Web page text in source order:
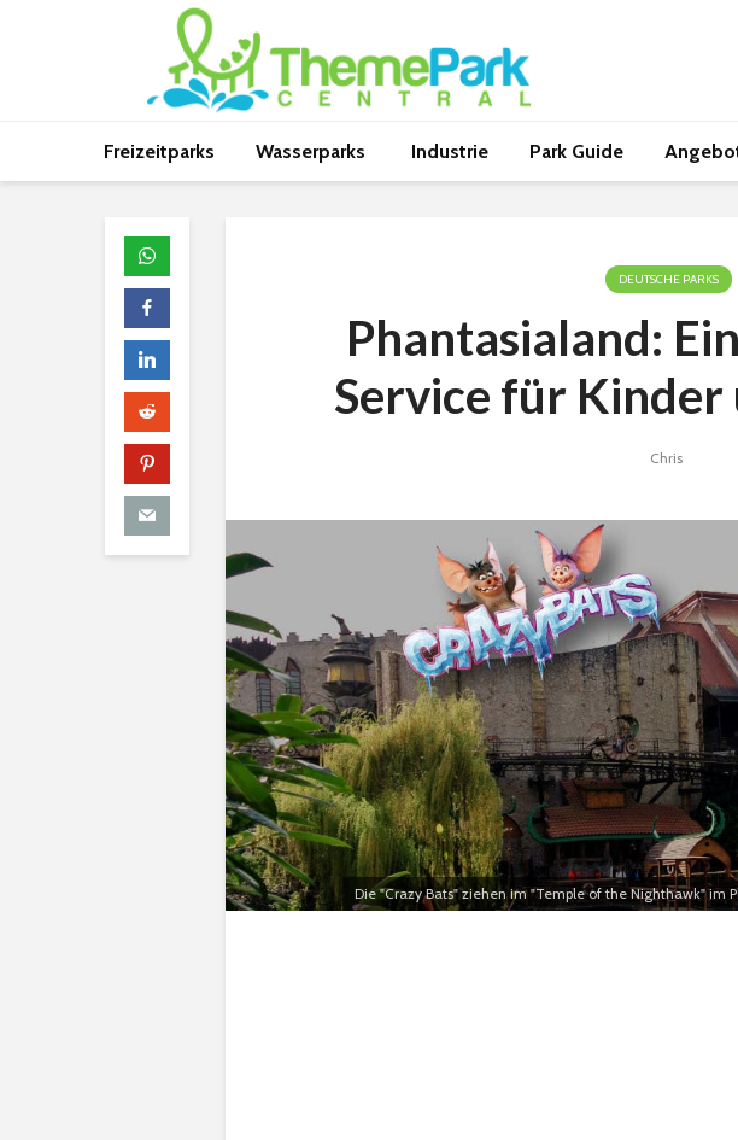
Freizeitparks Wasserparks Industrie Park Guide
DEUTSCHE PARKS
Phantasialand:
Service für Kinder
Chris
Die "Crazy Bats" ziehen im "Temple of the Nighthawk"